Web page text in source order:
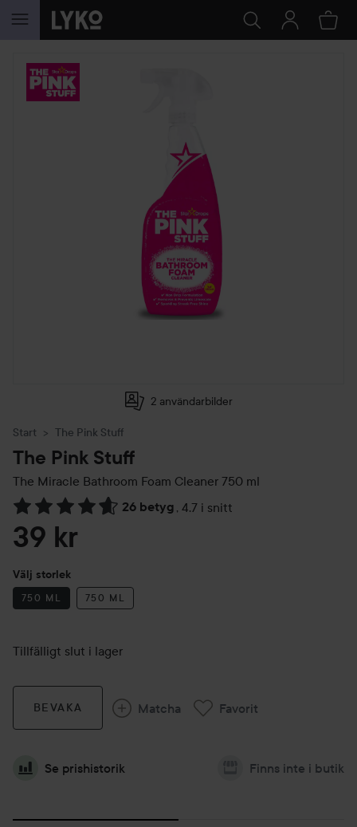
HOPPA TILL INNEHÅLLET
2 användarbilder
Start The Pink Stuff
The Pink Stuff
The Miracle Bathroom Foam Cleaner 750 ml
26 betyg , 4.7 i snitt
Hoppa till Betyg & kommentarer
39 kr
Välj storlek
750 ML 750 ML
Tillfälligt slut i lager
BEVAKA Matcha Favorit
Se prishistorik Finns inte i butik